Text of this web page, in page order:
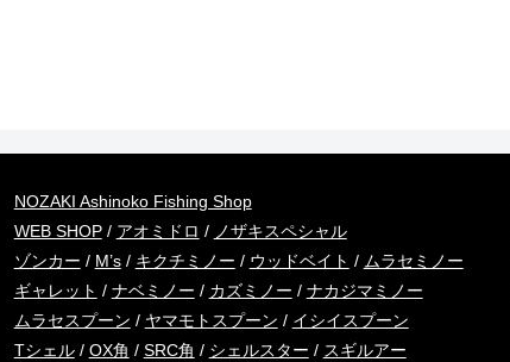
NOZAKI Ashinoko Fishing Shop
WEB SHOP/ アオミドロ / ノザキスペシャル
ゾンカー / M’s/ キクチミノー / ウッドベイト / ムラセミノー
ギャレット / ナベミノー / カズミノー / ナカジマミノー
ムラセスプーン / ヤマモトスプーン / イシイスプーン
Tシェル/ OX角 / SRC角 / シェルスター / スギルアー